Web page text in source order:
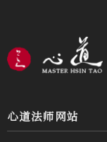
心道法师网站